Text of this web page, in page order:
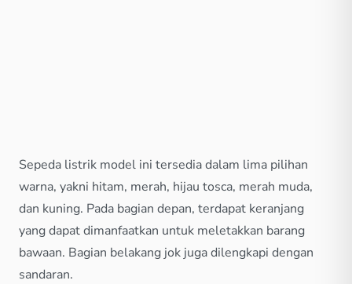
Sepeda listrik model ini tersedia dalam lima pilihan
warna, yakni hitam, merah, hijau tosca, merah muda,
dan kuning. Pada bagian depan, terdapat keranjang
yang dapat dimanfaatkan untuk meletakkan barang
bawaan. Bagian belakang jok juga dilengkapi dengan
sandaran.